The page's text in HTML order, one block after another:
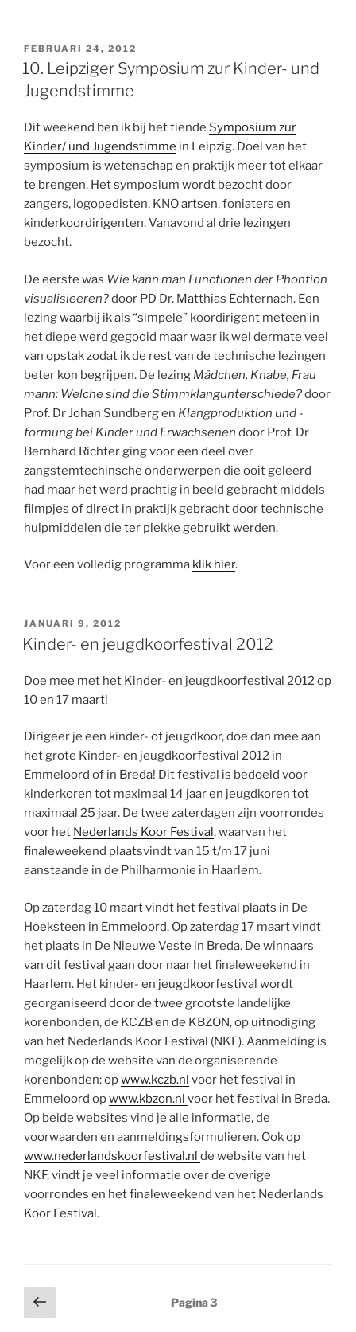
GEPLAATST
OP
FEBRUARI 24, 2012
10. Leipziger Symposium zur Kinder- und
Jugendstimme
Dit weekend ben ik bij het tiende Symposium zur
Kinder/ und Jugendstimme in Leipzig. Doel van het
symposium is wetenschap en praktijk meer tot elkaar
te brengen. Het symposium wordt bezocht door
zangers, logopedisten, KNO artsen, foniaters en
kinderkoordirigenten. Vanavond al drie lezingen
bezocht.
De eerste was Wie kann man Functionen der Phontion
visualisieeren?door PD Dr. Matthias Echternach. Een
lezing waarbij ik als “simpele” koordirigent meteen in
het diepe werd gegooid maar waar ik wel dermate veel
van opstak zodat ik de rest van de technische lezingen
beter kon begrijpen. De lezing Mädchen, Knabe, Frau
mann: Welche sind die Stimmklangunterschiede?door
Prof. Dr Johan Sundberg en Klangproduktion und -
formung bei Kinder und Erwachsenen door Prof. Dr
Bernhard Richter ging voor een deel over
zangstemtechinsche onderwerpen die ooit geleerd
had maar het werd prachtig in beeld gebracht middels
filmpjes of direct in praktijk gebracht door technische
hulpmiddelen die ter plekke gebruikt werden.
Voor een volledig programma klik hier.
GEPLAATST
OP
JANUARI 9, 2012
Kinder- en jeugdkoorfestival 2012
Doe mee met het Kinder- en jeugdkoorfestival 2012 op
10 en 17 maart!
Dirigeer je een kinder- of jeugdkoor, doe dan mee aan
het grote Kinder- en jeugdkoorfestival 2012 in
Emmeloord of in Breda! Dit festival is bedoeld voor
kinderkoren tot maximaal 14 jaar en jeugdkoren tot
maximaal 25 jaar. De twee zaterdagen zijn voorrondes
voor het Nederlands Koor Festival, waarvan het
finaleweekend plaatsvindt van 15 t/m 17 juni
aanstaande in de Philharmonie in Haarlem.
Op zaterdag 10 maart vindt het festival plaats in De
Hoeksteen in Emmeloord. Op zaterdag 17 maart vindt
het plaats in De Nieuwe Veste in Breda. De winnaars
van dit festival gaan door naar het finaleweekend in
Haarlem. Het kinder- en jeugdkoorfestival wordt
georganiseerd door de twee grootste landelijke
korenbonden, de KCZB en de KBZON, op uitnodiging
van het Nederlands Koor Festival (NKF). Aanmelding is
mogelijk op de website van de organiserende
korenbonden: opwww.kczb.nl voor het festival in
Emmeloord opwww.kbzon.nl voor het festival in Breda.
Op beide websites vind je alle informatie, de
voorwaarden en aanmeldingsformulieren. Ook op
www.nederlandskoorfestival.nl de website van het
NKF, vindt je veel informatie over de overige
voorrondes en het finaleweekend van het Nederlands
Koor Festival.
Berichten
paginering
Vorige
pagina
Pagina3